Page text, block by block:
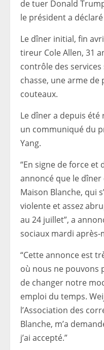
de tuer Donald
le président a déclaré
Le dîner initial, fin
tireur Cole Allen, 31
contrôle des
chasse, une arme
couteaux.
Le dîner a depuis
un communiqué du
Yang.
“En signe de force et
annoncé que le
Maison Blanche, qui
violente et assez
au 24 juillet”, a
sociaux mardi après-
“Cette annonce est
où nous ne pouvons
de changer notre
emploi du temps.
l’Association des
Blanche, m’a
j’ai accepté.”